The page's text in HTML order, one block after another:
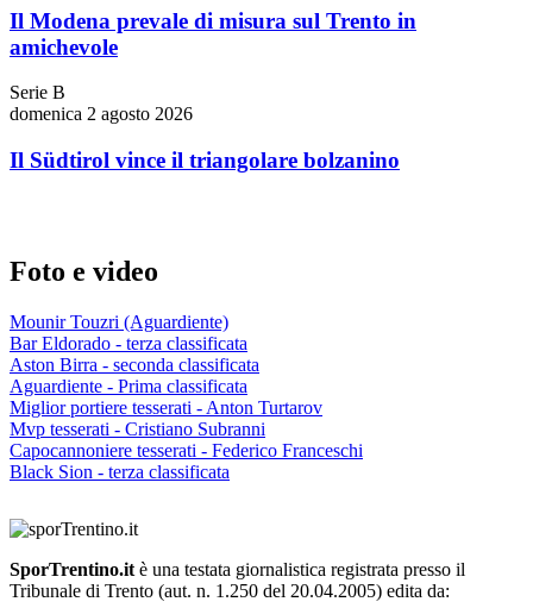
Il Modena prevale di misura sul Trento in
amichevole
Serie B
domenica 2 agosto 2026
Il Südtirol vince il triangolare bolzanino
Foto e video
Mounir Touzri (Aguardiente)
Bar Eldorado - terza classificata
Aston Birra - seconda classificata
Aguardiente - Prima classificata
Miglior portiere tesserati - Anton Turtarov
Mvp tesserati - Cristiano Subranni
Capocannoniere tesserati - Federico Franceschi
Black Sion - terza classificata
SporTrentino.it è una testata giornalistica registrata presso il
Tribunale di Trento (aut. n. 1.250 del 20.04.2005) edita da: